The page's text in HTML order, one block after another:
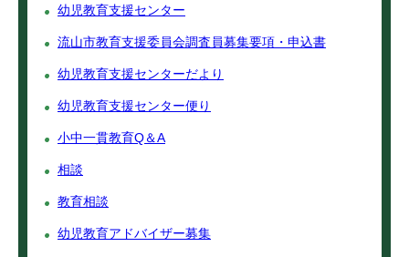
幼児教育支援センター
流山市教育支援委員会調査員募集要項・申込書
幼児教育支援センターだより
幼児教育支援センター便り
小中一貫教育Q＆A
相談
教育相談
幼児教育アドバイザー募集